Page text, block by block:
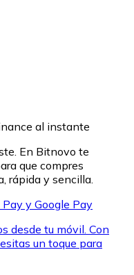
al instante
En Bitnovo te
que compres
rápida y sencilla.
y Google Pay
desde tu móvil. Con
un toque para